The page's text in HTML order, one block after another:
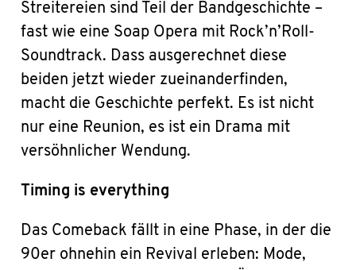
Streitereien sind Teil der Bandgeschichte –
fast wie eine Soap Opera mit Rock’n’Roll-
Soundtrack. Dass ausgerechnet diese
beiden jetzt wieder zueinanderfinden,
macht die Geschichte perfekt. Es ist nicht
nur eine Reunion, es ist ein Drama mit
versöhnlicher Wendung.
Timing is everything
Das Comeback fällt in eine Phase, in der die
90er ohnehin ein Revival erleben: Mode,